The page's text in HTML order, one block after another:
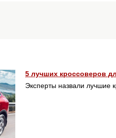
5 лучших кроссоверов
Эксперты назвали лучшие